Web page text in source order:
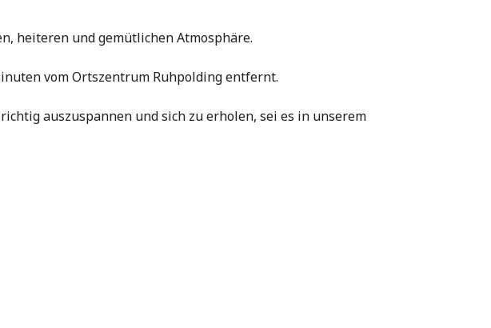
heiteren und gemütlichen Atmosphäre.
vom Ortszentrum Ruhpolding entfernt.
auszuspannen und sich zu erholen, sei es in unserem